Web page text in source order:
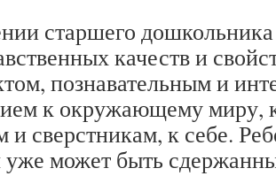
старшего дошкольника
качеств и
познавательным и
к окружающему миру,
и сверстникам, к себе.
может быть